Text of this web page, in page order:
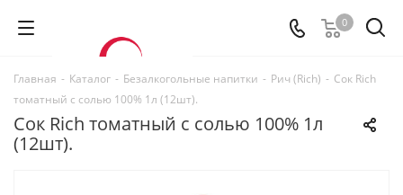
0
Главная - Каталог - Безалкогольные напитки - Рич (Rich) - Сок Rich
томатный с солью 100% 1л (12шт).
Сок Rich томатный с солью 100% 1л
(12шт).